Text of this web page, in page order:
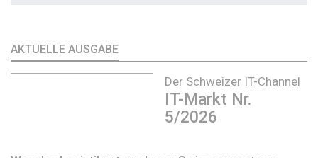
AKTUELLE AUSGABE
Der Schweizer IT-Channel
IT-Markt Nr.
5/2026